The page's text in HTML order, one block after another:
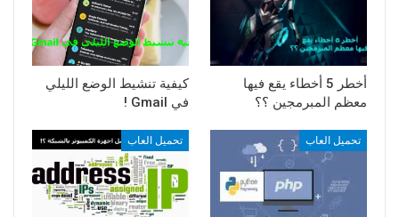
أخطر 5 أخطاء يقع فيها
معظم المبرمجين ؟؟
كيفية تنشيط الوضع الليلي
في Gmail !
تحميل العاب تحميل العاب